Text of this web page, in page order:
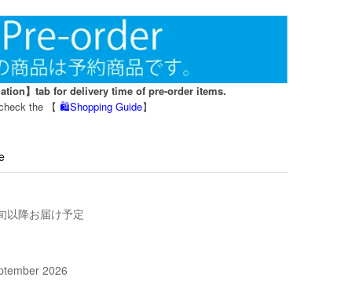
】tab for delivery time of pre-order items.
the 【 🛍️Shopping Guide】
以降お届け予定
2026